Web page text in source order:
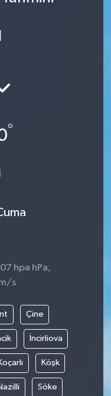
°
hpa hPa,
s
Çine
İncirliova
Köşk
Söke